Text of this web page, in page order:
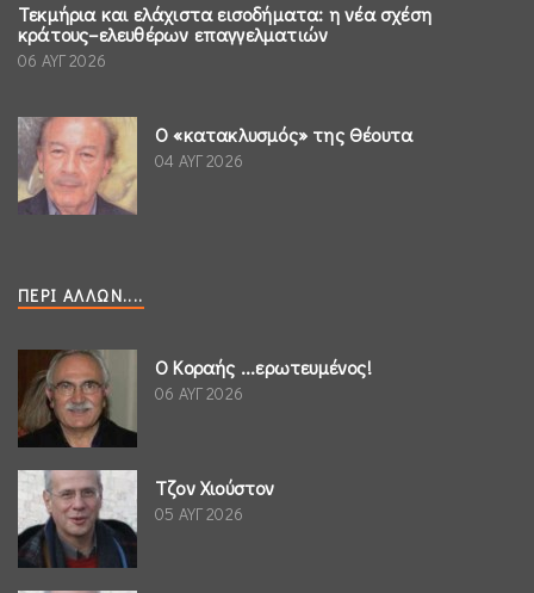
Τεκμήρια και ελάχιστα εισοδήματα: η νέα σχέση
κράτους–ελευθέρων επαγγελματιών
06 ΑΥΓ 2026
Ο «κατακλυσμός» της Θέουτα
04 ΑΥΓ 2026
ΠΕΡΊ ΆΛΛΩΝ....
Ο Κοραής ...ερωτευμένος!
06 ΑΥΓ 2026
Τζον Χιούστον
05 ΑΥΓ 2026